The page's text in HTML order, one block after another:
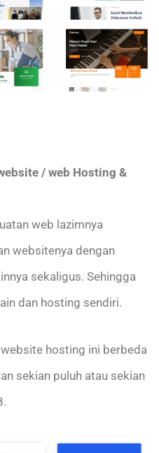
/ web Hosting &
web lazimnya
websitenya dengan
sekaligus. Sehingga
dan hosting sendiri.
hosting ini berbeda
sekian puluh atau sekian